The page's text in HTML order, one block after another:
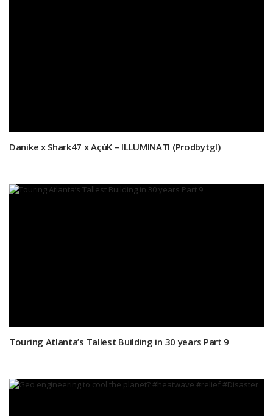
Danike x Shark47 x AçúK – ILLUMINATI (Prodbytgl)
Touring Atlanta’s Tallest Building in 30 years Part 9